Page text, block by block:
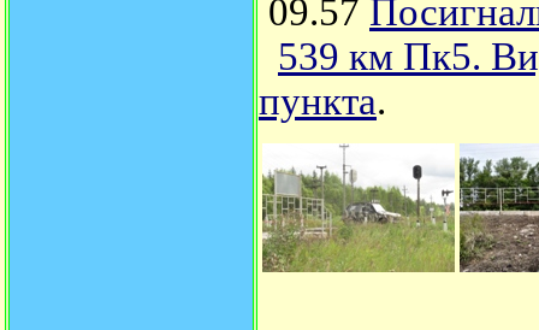
09.57
539 км Пк5.
пункта.